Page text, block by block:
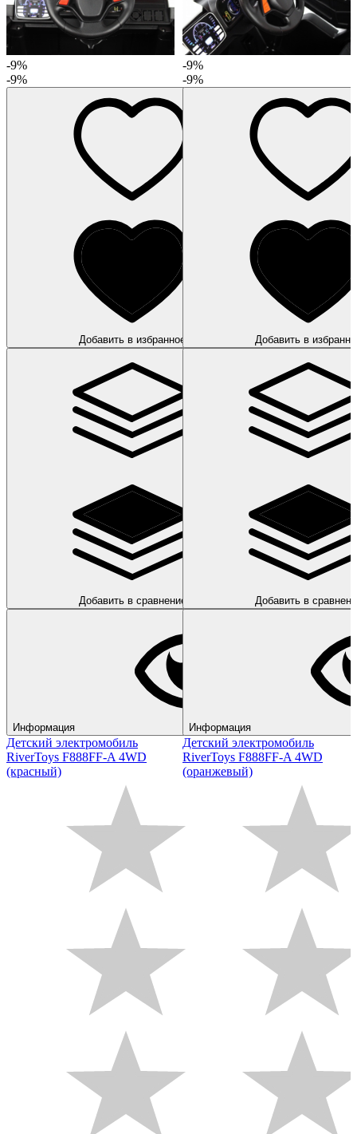
-9%
-9%
Добавить в избранное
Добавить в сравнение
Информация
Детский электромобиль
RiverToys F888FF-A 4WD
(красный)
-9%
-9%
Добавить в
Добавить в
Информация
Детский электромобиль
RiverToys F888FF-A 4WD
(оранжевый)